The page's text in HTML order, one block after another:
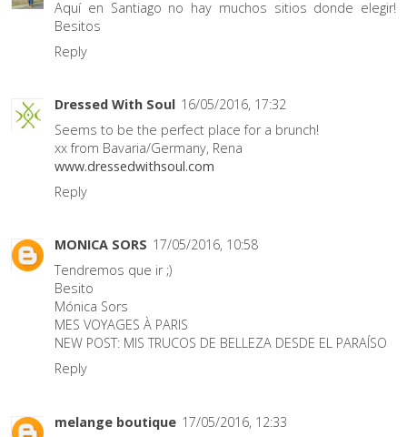
Aquí en Santiago no hay muchos sitios donde elegir!
Besitos
Reply
Dressed With Soul 16/05/2016, 17:32
Seems to be the perfect place for a brunch!
xx from Bavaria/Germany, Rena
www.dressedwithsoul.com
Reply
MONICA SORS 17/05/2016, 10:58
Tendremos que ir ;)
Besito
Mónica Sors
MES VOYAGES À PARIS
NEW POST: MIS TRUCOS DE BELLEZA DESDE EL PARAÍSO
Reply
melange boutique 17/05/2016, 12:33